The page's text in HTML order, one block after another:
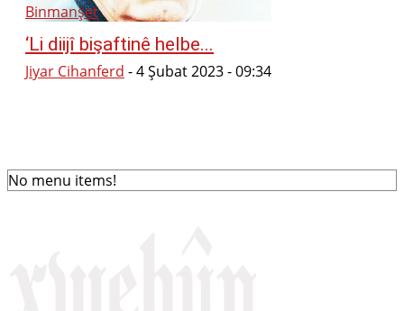
Binmanşet
‘Li diijî bişaftinê helbe...
Jiyar Cihanferd -4 Şubat 2023 - 09:34
No menu items!